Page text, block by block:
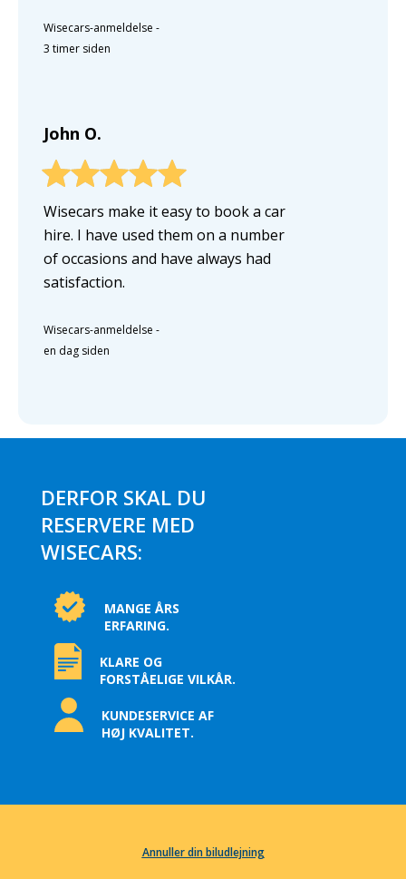
Wisecars-anmeldelse -
3 timer siden
John O.
Wisecars make it easy to book a car
hire. I have used them on a number
of occasions and have always had
satisfaction.
Wisecars-anmeldelse -
en dag siden
DERFOR SKAL DU
RESERVERE MED
WISECARS:
MANGE ÅRS
ERFARING.
KLARE OG
FORSTÅELIGE VILKÅR.
KUNDESERVICE AF
HØJ KVALITET.
Annuller din biludlejning